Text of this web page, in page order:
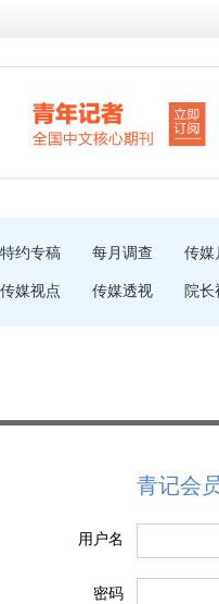
特约专稿 每月调查 传媒
传媒视点 传媒透视 院长
青记会
用户名
密码